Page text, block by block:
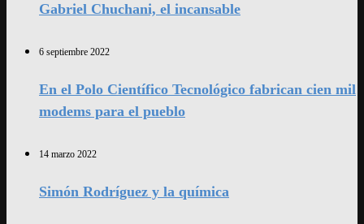
Gabriel Chuchani, el incansable
6 septiembre 2022
En el Polo Científico Tecnológico fabrican cien mil
modems para el pueblo
14 marzo 2022
Simón Rodríguez y la química